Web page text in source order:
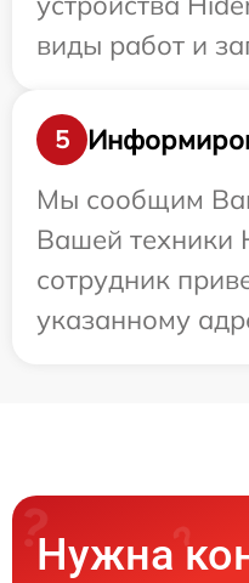
виды работ и
5
Мы сообщим
Вашей техники
сотрудник
указанному
Нужна